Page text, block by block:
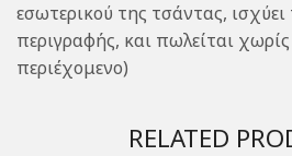
εσωτερικού της τσάντας,
περιγραφής, και πωλείται χωρίς
περιέχομενο)
RELATED